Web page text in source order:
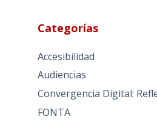
Categorías
Accesibilidad
Audiencias
Convergencia Digital:
FONTA